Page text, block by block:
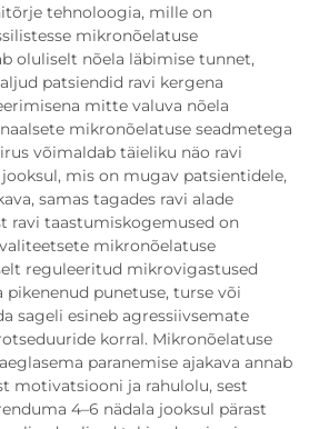
tehnoloogia, mille on
mikronõelatuse
oluliselt nõela läbimise tunnet,
patsiendid ravi kergena
mitte valuva nõela
mikronõelatuse seadmetega
võimaldab täieliku näo ravi
mis on mugav patsientidele,
samas tagades ravi alade
ravi taastumiskogemused on
mikronõelatuse
reguleeritud mikrovigastused
punetuse, turse või
sageli esineb agressiivsemate
korral. Mikronõelatuse
paranemise ajakava annab
motivatsiooni ja rahulolu, sest
4–6 nädala jooksul pärast